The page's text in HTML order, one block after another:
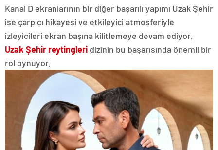
Kanal D ekranlarının bir diğer başarılı yapımı Uzak Şehir
ise çarpıcı hikayesi ve etkileyici atmosferiyle
izleyicileri ekran başına kilitlemeye devam ediyor.
Uzak Şehir reytingleri dizinin bu başarısında önemli bir
rol oynuyor.